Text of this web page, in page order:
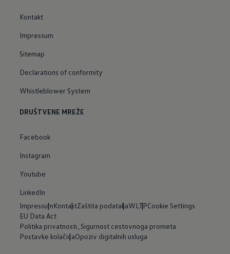
Kontakt
Impressum
Sitemap
Declarations of conformity
Whistleblower System
DRUŠTVENE MREŽE
Facebook
Instagram
Youtube
LinkedIn
ImpressumKontaktZaštita podatakaWLTPCookie Settings
EU Data Act
Politika privatnosti_Sigurnost cestovnoga prometa
Postavke kolačićaOpoziv digitalnih usluga